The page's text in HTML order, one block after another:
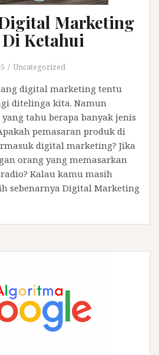
Marketing
Ketahui
Uncategorized
digital marketing tentu
ditelinga kita. Namun
tahu berapa banyak jenis
pemasaran produk di
digital marketing? Jika
orang yang memasarkan
Kalau kamu masih
sebenarnya Digital Marketing